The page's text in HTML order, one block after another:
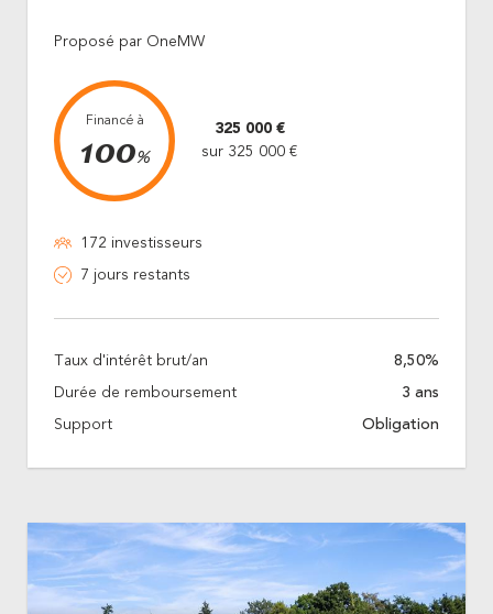
Proposé par OneMW
Financé à
100%
325 000 €
sur 325 000 €
172 investisseurs
7 jours restants
Taux d'intérêt brut/an 8,50%
Durée de remboursement 3 ans
Support Obligation